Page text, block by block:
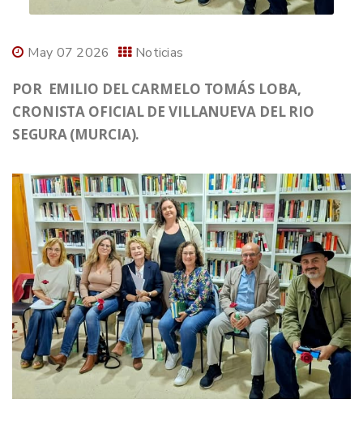
May 07 2026 Noticias
POR EMILIO DEL CARMELO TOMÁS LOBA,
CRONISTA OFICIAL DE VILLANUEVA DEL RIO
SEGURA (MURCIA).